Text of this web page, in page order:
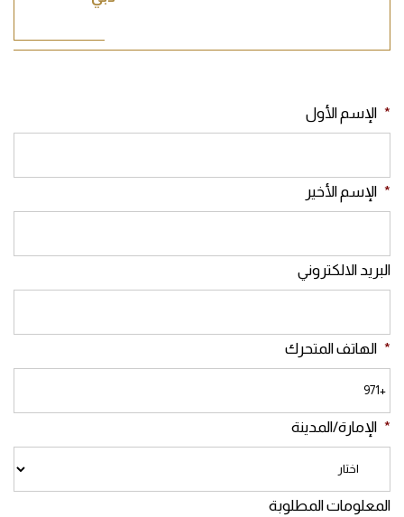
الإسم الأول *
الإسم الأخير *
البريد الالكتروني
الهاتف المتحرك *
الإمارة/المدينة *
المعلومات المطلوبة